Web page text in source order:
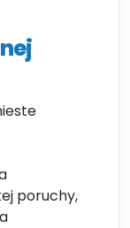
poruchy,